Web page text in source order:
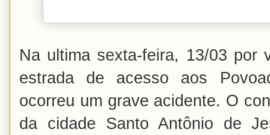
Na ultima sexta-feira, 13/03 por
estrada de acesso aos
ocorreu um grave acidente. O
da cidade Santo Antônio de